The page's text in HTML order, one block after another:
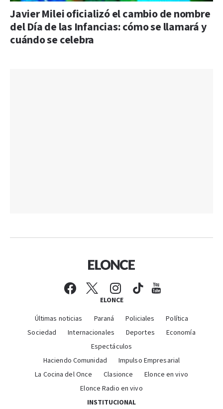
Javier Milei oficializó el cambio de nombre
del Día de las Infancias: cómo se llamará y
cuándo se celebra
ELONCE
Últimas noticias Paraná Policiales
Política
Sociedad
Internacionales Deportes
Economía
Espectáculos
Haciendo Comunidad
Impulso Empresarial
La Cocina del Once
Clasionce
Elonce en vivo
Elonce Radio en vivo
INSTITUCIONAL